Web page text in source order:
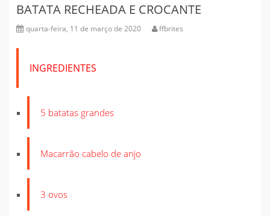
BATATA RECHEADA E CROCANTE
quarta-feira, 11 de março de 2020 ffbrites
INGREDIENTES
5 batatas grandes
Macarrão cabelo de anjo
3 ovos